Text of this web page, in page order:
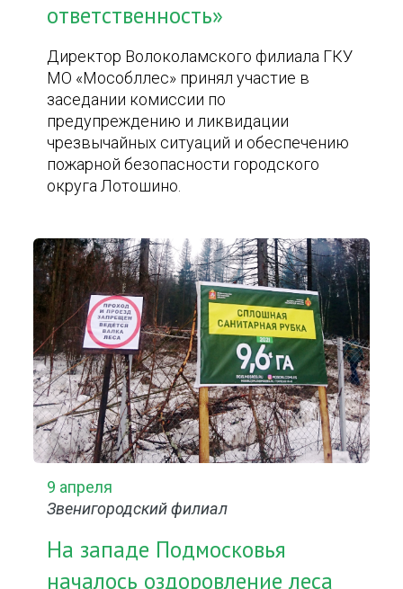
ответственность»
Директор Волоколамского филиала ГКУ
МО «Мособллес» принял участие в
заседании комиссии по
предупреждению и ликвидации
чрезвычайных ситуаций и обеспечению
пожарной безопасности городского
округа Лотошино.
9 апреля
Звенигородский филиал
На западе Подмосковья
началось оздоровление леса